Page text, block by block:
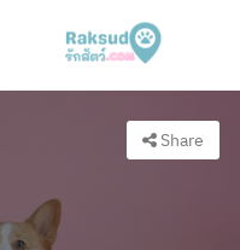
Share